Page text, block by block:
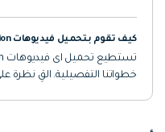
كيف تقوم بتحميل فيديوهات Dailymotion: هناك 3 طرق تسهل عليك
خطواتنا التفصيلية. القِ نظرة